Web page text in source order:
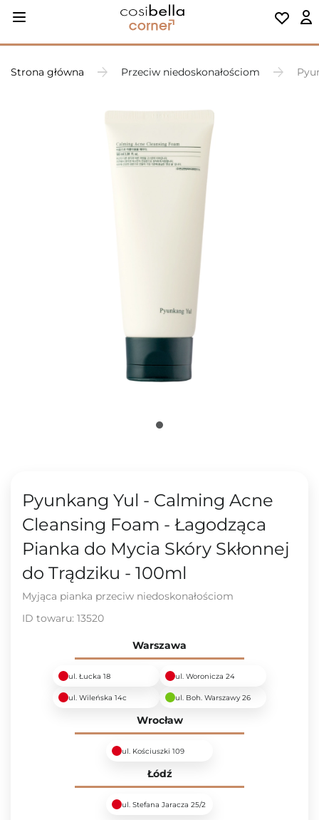
Strona główna Przeciw niedoskonałościom
Pyunkang Yul - Calming Acne
Cleansing Foam - Łagodząca
Pianka do Mycia Skóry Skłonnej
do Trądziku - 100ml
Myjąca pianka przeciw niedoskonałościom
ID towaru: 13520
Warszawa
ul. Łucka 18 ul. Woronicza 24
ul. Wileńska 14c ul. Boh. Warszawy 26
Wrocław
ul. Kościuszki 109
Łódź
ul. Stefana Jaracza 25/2